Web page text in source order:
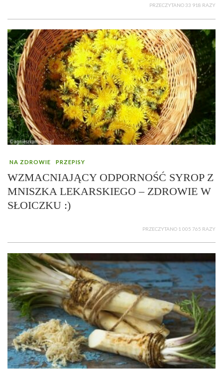
PRZECZYTANO 33 918 RAZY
NA ZDROWIE PRZEPISY
WZMACNIAJĄCY ODPORNOŚĆ SYROP Z
MNISZKA LEKARSKIEGO – ZDROWIE W
SŁOICZKU :)
PRZECZYTANO 1 005 765 RAZY